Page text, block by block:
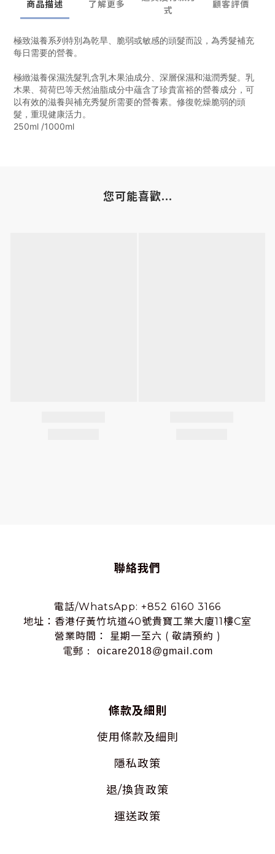
商品描述 了解更多
式
顧客評價
極致滋養系列特別為乾旱、脆弱或敏感的頭髮而設，為秀髮補充
每日需要的營養。
極緻滋養保濕洗髮乳含乳木果油成分、深層保濕和滋潤秀髮。乳
木果、荷荷巴等天然油脂成分中蘊含了珍貴富裕的營養成分，可
以有效的滋養與補充秀髮所需要的營養素。修復乾燥脆弱的頭
髮，重現健康活力。
250ml /1000ml
您可能喜歡...
聯絡我們
電話/WhatsApp: +852 6160 3166
地址：香港仔黃竹坑道40號貴寶工業大廈11樓C室
營業時間： 星期一至六 ( 敬請預約 )
電郵： oicare2018@gmail.com
條款及細則
使用條款及細則
隱私政策
退/換貨政策
運送政策